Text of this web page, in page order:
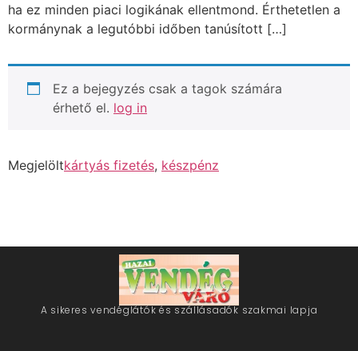
ha ez minden piaci logikának ellentmond. Érthetetlen a
kormánynak a legutóbbi időben tanúsított […]
Ez a bejegyzés csak a tagok számára
érhető el. log in
Megjelöltkártyás fizetés, készpénz
A sikeres vendéglátók és szállásadók szakmai lapja